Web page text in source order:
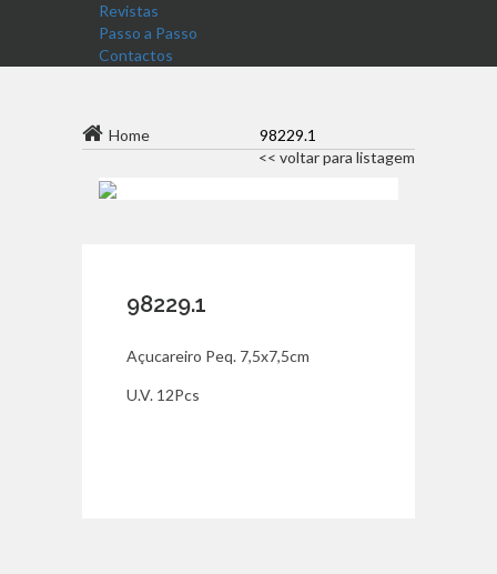
Revistas
Passo a Passo
Contactos
Home
98229.1
<< voltar para listagem
98229.1
Açucareiro Peq. 7,5x7,5cm
U.V. 12Pcs